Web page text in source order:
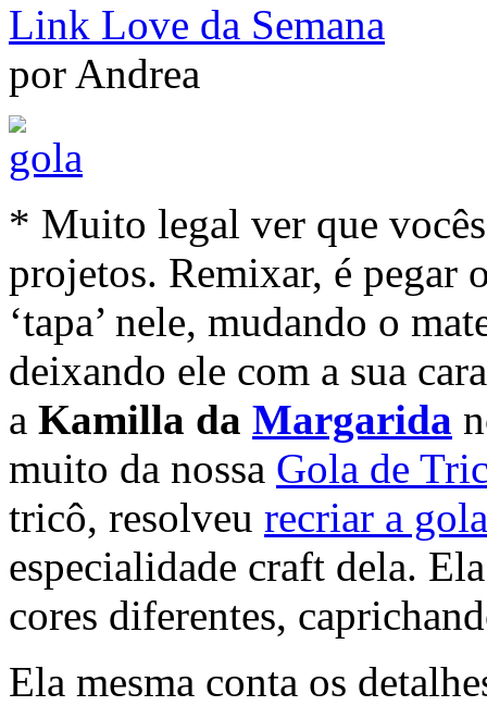
Link Love da Semana
por Andrea
* Muito legal ver que
projetos. Remixar, é pegar
‘tapa’ nele, mudando o
deixando ele com a sua
a Kamilla da Margarida
muito da nossa Gola de
tricô, resolveu recriar a
especialidade craft dela.
cores diferentes,
Ela mesma conta os